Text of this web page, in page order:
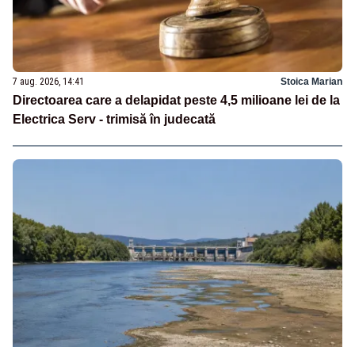
7 aug. 2026, 14:41 Stoica Marian
Directoarea care a delapidat peste 4,5 milioane lei de la
Electrica Serv - trimisă în judecată